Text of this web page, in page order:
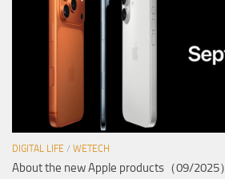
DIGITAL LIFE / WETECH
About the new Apple products（09/2025）